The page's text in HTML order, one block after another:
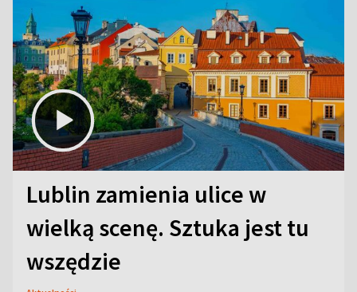
Lublin zamienia ulice w
wielką scenę. Sztuka jest tu
wszędzie